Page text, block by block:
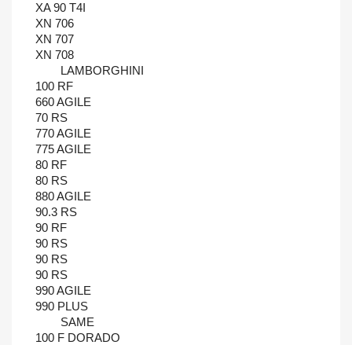
XA 90 T4I
XN 706
XN 707
XN 708
LAMBORGHINI
100 RF
660 AGILE
70 RS
770 AGILE
775 AGILE
80 RF
80 RS
880 AGILE
90.3 RS
90 RF
90 RS
90 RS
90 RS
990 AGILE
990 PLUS
SAME
100 F DORADO